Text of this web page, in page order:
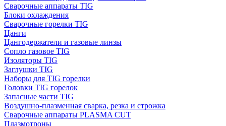
Сварочные аппараты TIG
Блоки охлаждения
Сварочные горелки TIG
Цанги
Цангодержатели и газовые линзы
Сопло газовое TIG
Изоляторы TIG
Заглушки TIG
Наборы для TIG горелки
Головки TIG горелок
Запасные части TIG
Воздушно-плазменная сварка, резка и строжка
Сварочные аппараты PLASMA CUT
Плазмотроны